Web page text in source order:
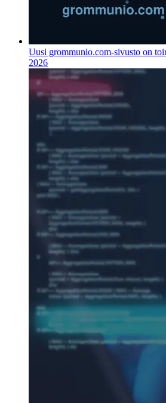
Uusi grommunio.com-sivusto on
2026